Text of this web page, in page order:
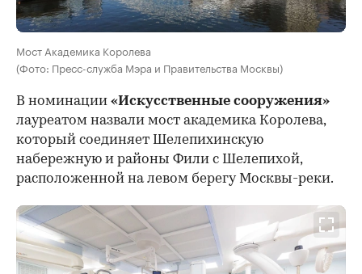
Мост Академика Королева
(Фото: Пресс-служба Мэра и Правительства Москвы)
В номинации «Искусственные сооружения»
лауреатом назвали мост академика Королева,
который соединяет Шелепихинскую
набережную и районы Фили с Шелепихой,
расположенной на левом берегу Москвы-реки.